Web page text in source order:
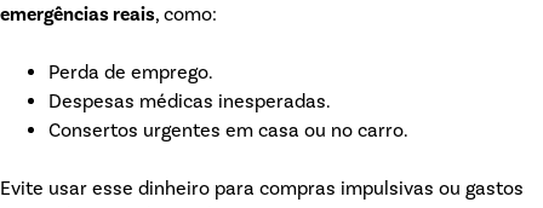
emergências reais, como:
Perda de emprego.
Despesas médicas inesperadas.
Consertos urgentes em casa ou no carro.
Evite usar esse dinheiro para compras impulsivas ou gastos